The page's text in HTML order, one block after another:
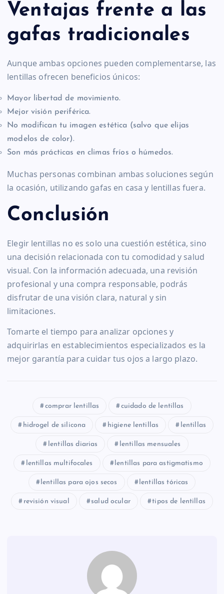
Ventajas frente a las
gafas tradicionales
Aunque ambas opciones pueden complementarse, las
lentillas ofrecen beneficios únicos:
Mayor libertad de movimiento.
Mejor visión periférica.
No modifican tu imagen estética (salvo que elijas
modelos de color).
Son más prácticas en climas fríos o húmedos.
Muchas personas combinan ambas soluciones según
la ocasión, utilizando gafas en casa y lentillas fuera.
Conclusión
Elegir lentillas no es solo una cuestión estética, sino
una decisión relacionada con tu comodidad y salud
visual. Con la información adecuada, una revisión
profesional y una compra responsable, podrás
disfrutar de una visión clara, natural y sin
limitaciones.
Tomarte el tiempo para analizar opciones y
adquirirlas en establecimientos especializados es la
mejor garantía para cuidar tus ojos a largo plazo.
comprar lentillas cuidado de lentillas
hidrogel de silicona higiene lentillas lentillas
lentillas diarias lentillas mensuales
lentillas multifocales lentillas para astigmatismo
lentillas para ojos secos lentillas tóricas
revisión visual salud ocular tipos de lentillas